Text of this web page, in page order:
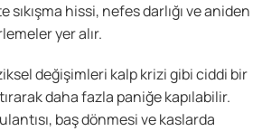
sıkışma hissi, nefes darlığı ve aniden
yer alır.
değişimleri kalp krizi gibi ciddi bir
daha fazla paniğe kapılabilir.
baş dönmesi ve kaslarda